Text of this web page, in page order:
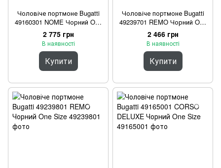
Чоловіче портмоне Bugatti
49160301 NOME Чорний One
Size
2 775 грн
В наявності
Купити
Чоловіче портмоне Bugatti
49239701 REMO Чорний One
Size
2 466 грн
В наявності
Купити